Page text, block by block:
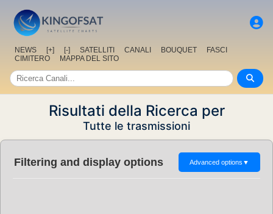
NEWS [+] [-] SATELLITI CANALI BOUQUET
FASCI
CIMITERO
MAPPA DEL SITO
Risultati della Ricerca per
Tutte le trasmissioni
Filtering and display options Advanced options ▼